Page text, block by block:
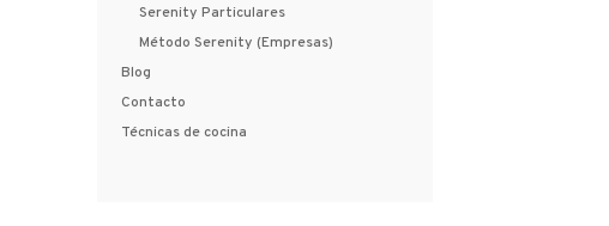
Serenity Particulares
Método Serenity (Empresas)
Blog
Contacto
Técnicas de cocina